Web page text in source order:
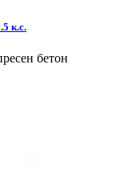
к.с.
бетон